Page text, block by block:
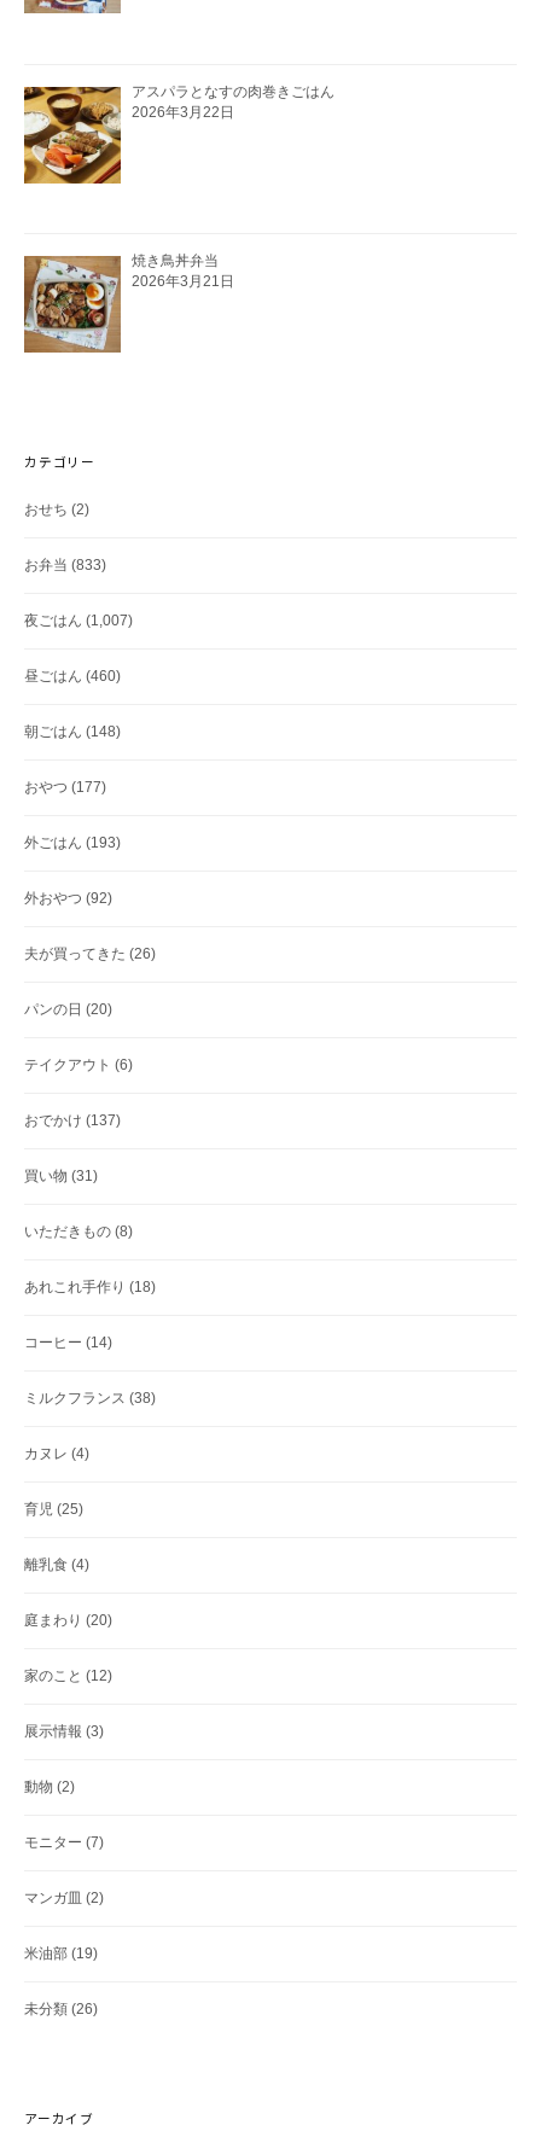
アスパラとなすの肉巻きごはん
2026年3月22日
焼き鳥丼弁当
2026年3月21日
カテゴリー
おせち (2)
お弁当 (833)
夜ごはん (1,007)
昼ごはん (460)
朝ごはん (148)
おやつ (177)
外ごはん (193)
外おやつ (92)
夫が買ってきた (26)
パンの日 (20)
テイクアウト (6)
おでかけ (137)
買い物 (31)
いただきもの (8)
あれこれ手作り (18)
コーヒー (14)
ミルクフランス (38)
カヌレ (4)
育児 (25)
離乳食 (4)
庭まわり (20)
家のこと (12)
展示情報 (3)
動物 (2)
モニター (7)
マンガ皿 (2)
米油部 (19)
未分類 (26)
アーカイブ